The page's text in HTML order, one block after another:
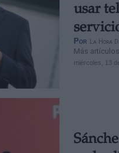
usar
Por La Hora
Más
miércoles, 13